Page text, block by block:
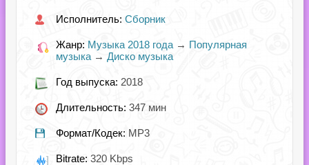
Исполнитель: Сборник
Жанр: Музыка 2018 года → Популярная
музыка → Диско музыка
Год выпуска: 2018
Длительность: 347 мин
Формат/Кодек: MP3
Bitrate: 320 Kbps